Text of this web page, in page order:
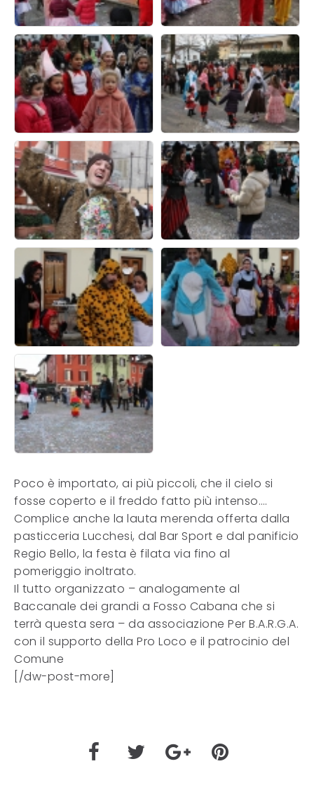
Poco è importato, ai più piccoli, che il cielo si
fosse coperto e il freddo fatto più intenso….
Complice anche la lauta merenda offerta dalla
pasticceria Lucchesi, dal Bar Sport e dal panificio
Regio Bello, la festa è filata via fino al
pomeriggio inoltrato.
Il tutto organizzato – analogamente al
Baccanale dei grandi a Fosso Cabana che si
terrà questa sera – da associazione Per B.A.R.G.A.
con il supporto della Pro Loco e il patrocinio del
Comune
[/dw-post-more]